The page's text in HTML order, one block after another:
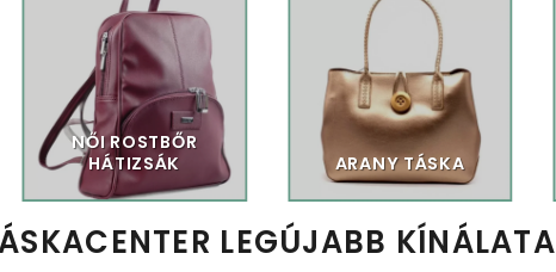
NŐI ROSTBŐR
HÁTIZSÁK
ARANY TÁSKA
LEGÚJABB KÍNÁLATA